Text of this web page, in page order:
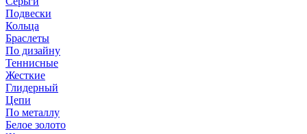
Подвески
Кольца
Браслеты
По дизайну
Теннисные
Жесткие
Глидерный
Цепи
По металлу
Белое золото